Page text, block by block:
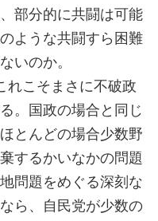
部分的に共闘は可能
ような共闘すら困難
いのか。
こそまさに不破政
。国政の場合と同じ
とんどの場合少数野
するかいなかの問題
問題をめぐる深刻な
ら、自民党が少数の